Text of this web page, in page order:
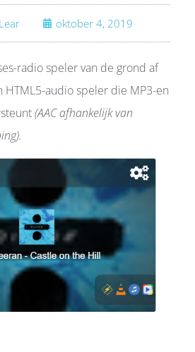
oktober 4, 2019
radio speler van de grond af
HTML5-audio speler die MP3-en
(AAC afhankelijk van